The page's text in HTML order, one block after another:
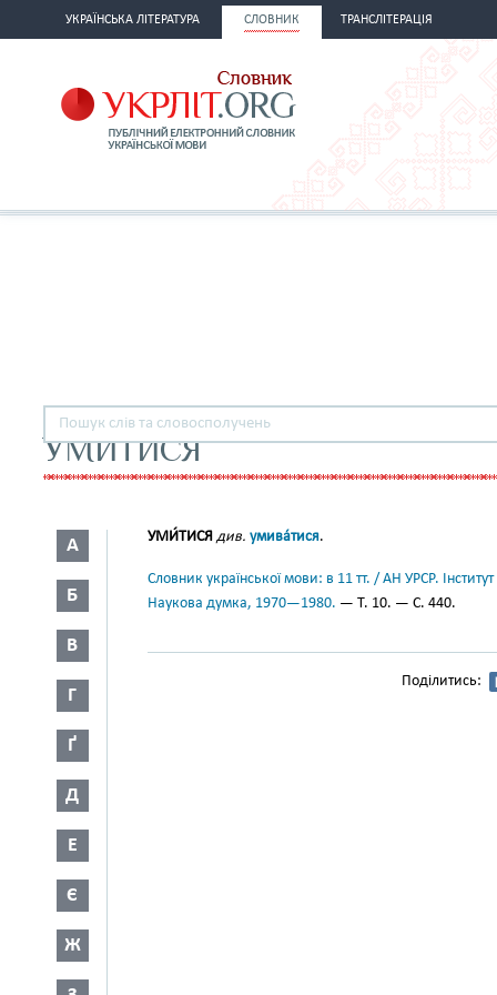
УКРАЇНСЬКА ЛІТЕРАТУРА СЛОВНИК ТРАНСЛІТЕРАЦІЯ
УМИТИСЯ
А
Б
В
Г
Ґ
Д
Е
Є
Ж
УМИ́ТИСЯ див. умива́тися.
Словник української мови: в 11 тт. / АН УРСР.
Наукова думка, 1970—1980. — Т. 10. — С. 440.
Поділитись: